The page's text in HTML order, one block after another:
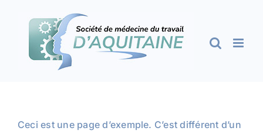
contenu
Ceci est une page d’exemple. C’est différent d’un